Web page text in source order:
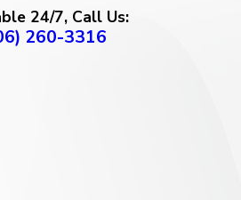
24/7, Call Us:
260-3316